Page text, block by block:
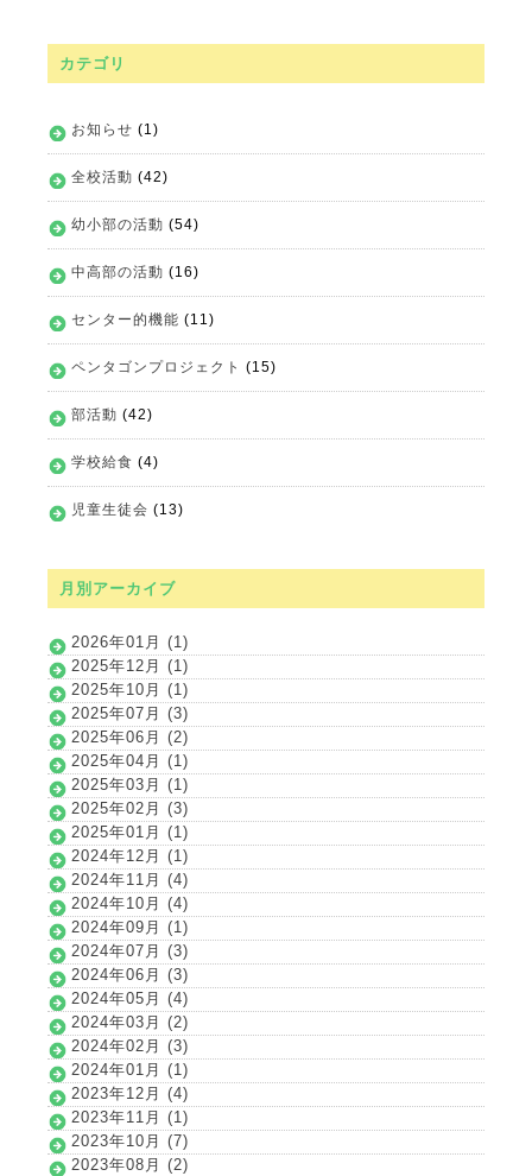
カテゴリ
お知らせ (1)
全校活動 (42)
幼小部の活動 (54)
中高部の活動 (16)
センター的機能 (11)
ペンタゴンプロジェクト (15)
部活動 (42)
学校給食 (4)
児童生徒会 (13)
月別アーカイブ
2026年01月 (1)
2025年12月 (1)
2025年10月 (1)
2025年07月 (3)
2025年06月 (2)
2025年04月 (1)
2025年03月 (1)
2025年02月 (3)
2025年01月 (1)
2024年12月 (1)
2024年11月 (4)
2024年10月 (4)
2024年09月 (1)
2024年07月 (3)
2024年06月 (3)
2024年05月 (4)
2024年03月 (2)
2024年02月 (3)
2024年01月 (1)
2023年12月 (4)
2023年11月 (1)
2023年10月 (7)
2023年08月 (2)